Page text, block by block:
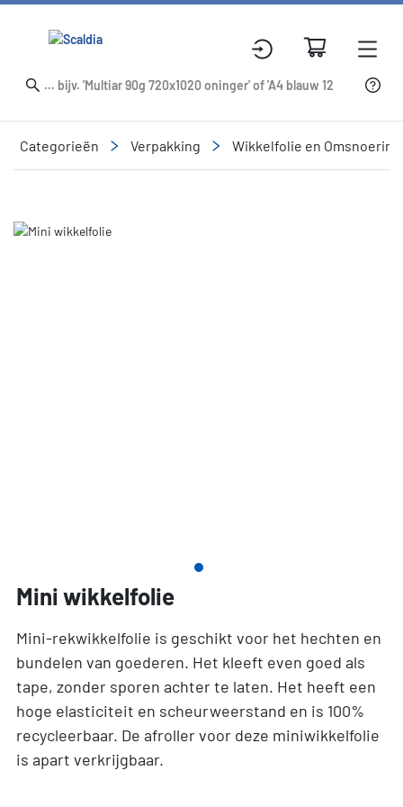
Categorieën Verpakking Wikkelfolie en Omsnoering
Slide 1 of 1
Mini wikkelfolie
Mini-rekwikkelfolie is geschikt voor het hechten en
bundelen van goederen. Het kleeft even goed als
tape, zonder sporen achter te laten. Het heeft een
hoge elasticiteit en scheurweerstand en is 100%
recycleerbaar. De afroller voor deze miniwikkelfolie
is apart verkrijgbaar.